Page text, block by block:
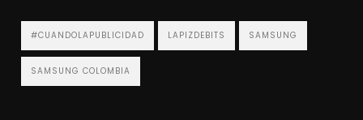
#CUANDOLAPUBLICIDAD LAPIZDEBITS SAMSUNG
SAMSUNG COLOMBIA